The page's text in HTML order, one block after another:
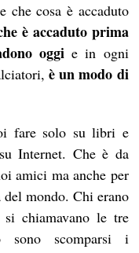
che cosa è accaduto
è accaduto prima
oggi e in ogni
è un modo di
fare solo su libri e
Internet. Che è da
amici ma anche per
mondo. Chi erano
chiamavano le tre
sono scomparsi i